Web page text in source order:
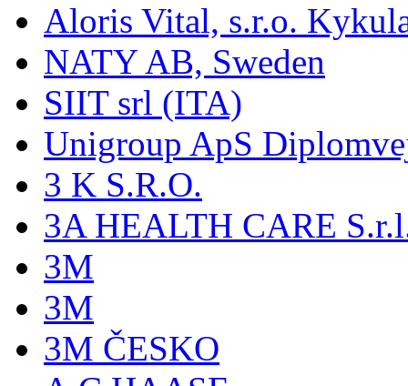
Aloris Vital, s.r.o.
NATY AB, Sweden
SIIT srl (ITA)
Unigroup ApS
3 K S.R.O.
3A HEALTH CARE
3M
3M
3M ČESKO